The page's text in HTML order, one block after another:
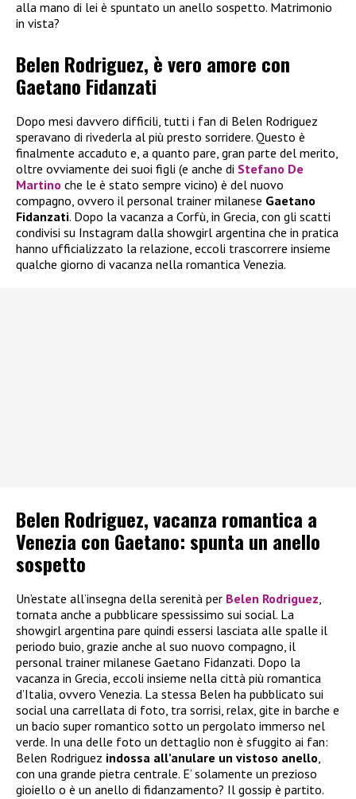
alla mano di lei è spuntato un anello sospetto. Matrimonio
in vista?
Belen Rodriguez, è vero amore con
Gaetano Fidanzati
Dopo mesi davvero difficili, tutti i fan di Belen Rodriguez
speravano di rivederla al più presto sorridere. Questo è
finalmente accaduto e, a quanto pare, gran parte del merito,
oltre ovviamente dei suoi figli (e anche di Stefano De
Martino che le è stato sempre vicino) è del nuovo
compagno, ovvero il personal trainer milanese Gaetano
Fidanzati. Dopo la vacanza a Corfù, in Grecia, con gli scatti
condivisi su Instagram dalla showgirl argentina che in pratica
hanno ufficializzato la relazione, eccoli trascorrere insieme
qualche giorno di vacanza nella romantica Venezia.
Belen Rodriguez, vacanza romantica a
Venezia con Gaetano: spunta un anello
sospetto
Un’estate all’insegna della serenità per Belen Rodriguez,
tornata anche a pubblicare spessissimo sui social. La
showgirl argentina pare quindi essersi lasciata alle spalle il
periodo buio, grazie anche al suo nuovo compagno, il
personal trainer milanese Gaetano Fidanzati. Dopo la
vacanza in Grecia, eccoli insieme nella città più romantica
d’Italia, ovvero Venezia. La stessa Belen ha pubblicato sui
social una carrellata di foto, tra sorrisi, relax, gite in barche e
un bacio super romantico sotto un pergolato immerso nel
verde. In una delle foto un dettaglio non è sfuggito ai fan:
Belen Rodriguez indossa all’anulare un vistoso anello,
con una grande pietra centrale. E’ solamente un prezioso
gioiello o è un anello di fidanzamento? Il gossip è partito.